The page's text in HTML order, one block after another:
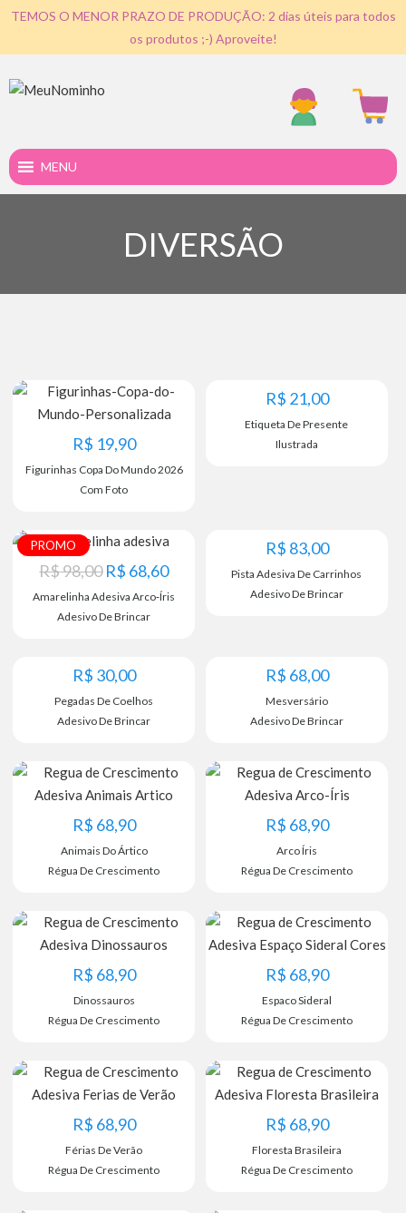
TEMOS O MENOR PRAZO DE PRODUÇÃO: 2 dias úteis para todos
os produtos ;-) Aproveite!
MENU
DIVERSÃO
R$ 19,90
Figurinhas Copa Do Mundo 2026
Com Foto
R$ 21,00
Etiqueta De Presente
Ilustrada
PROMO
R$98,00 R$ 68,60
Amarelinha Adesiva Arco⁃Íris
Adesivo De Brincar
R$ 83,00
Pista Adesiva De Carrinhos
Adesivo De Brincar
R$ 30,00
Pegadas De Coelhos
Adesivo De Brincar
R$ 68,00
Mesversário
Adesivo De Brincar
R$ 68,90
Animais Do Ártico
Régua De Crescimento
R$ 68,90
Arco Íris
Régua De Crescimento
R$ 68,90
Dinossauros
Régua De Crescimento
R$ 68,90
Espaco Sideral
Régua De Crescimento
R$ 68,90
Férias De Verão
Régua De Crescimento
R$ 68,90
Floresta Brasileira
Régua De Crescimento